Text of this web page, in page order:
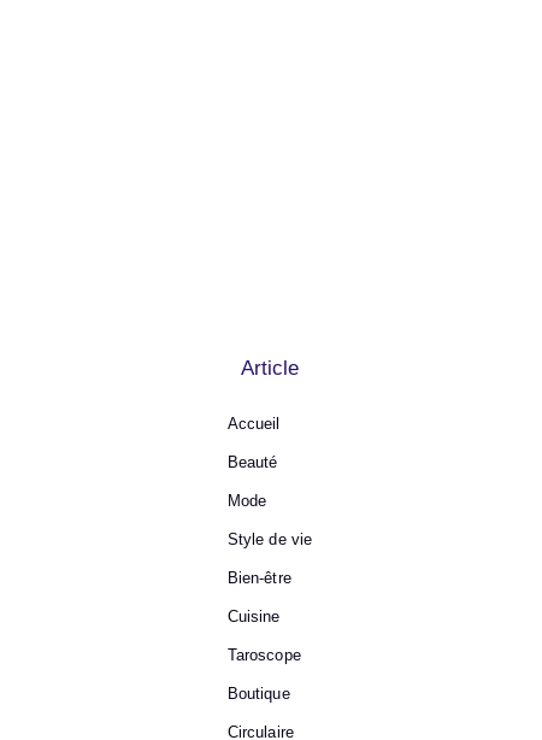
Article
Accueil
Beauté
Mode
Style de vie
Bien-être
Cuisine
Taroscope
Boutique
Circulaire